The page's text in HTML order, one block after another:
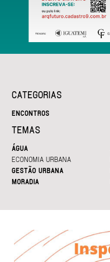
CATEGORIAS
ENCONTROS
TEMAS
ÁGUA
ECONOMIA URBANA
GESTÃO URBANA
MORADIA